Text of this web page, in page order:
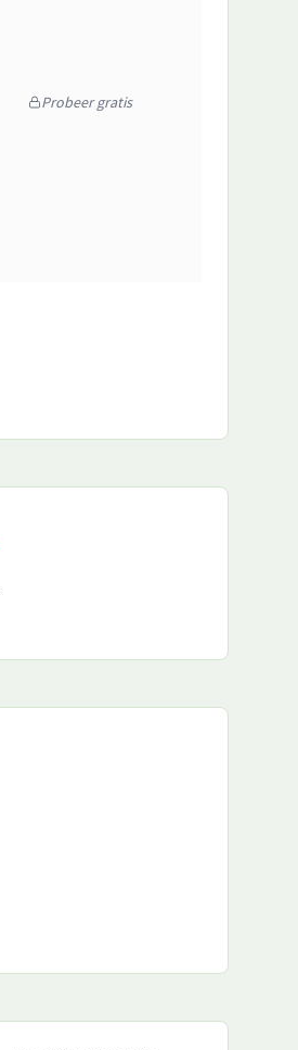
Probeer gratis